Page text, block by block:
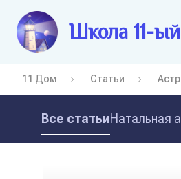
Школа 11-
11 Дом Статьи
Все статьиНатальная